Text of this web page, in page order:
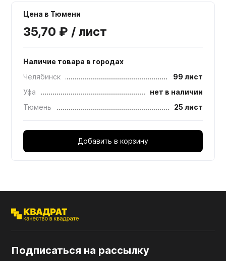
Цена в Тюмени
35,70 ₽ / лист
Наличие товара в городах
Челябинск
99 лист
Уфа
нет в наличии
Тюмень
25 лист
Добавить в корзину
Подписаться на рассылку